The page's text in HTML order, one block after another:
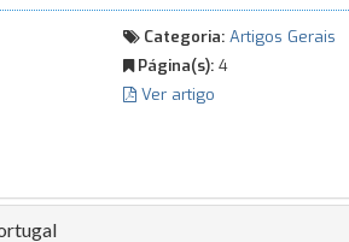
Categoria: Artigos Gerais
Página(s): 4
Ver artigo